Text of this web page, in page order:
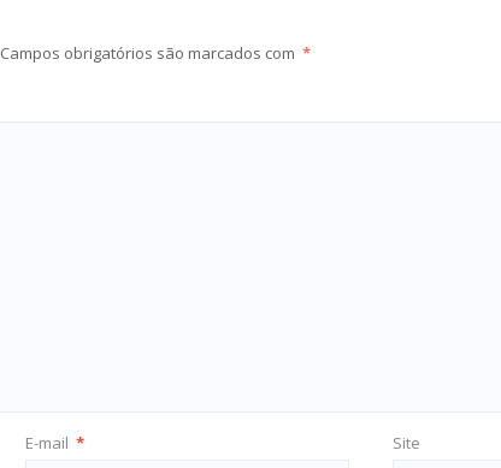
Campos obrigatórios são marcados com *
E-mail * Site